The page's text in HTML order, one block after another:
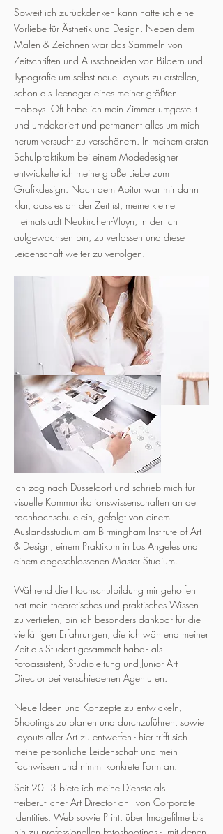
Soweit ich zurückdenken kann hatte ich eine
Vorliebe für Ästhetik und Design. Neben dem
Malen & Zeichnen war das Sammeln von
Zeitschriften und Ausschneiden von Bildern und
Typografie um selbst neue Layouts zu erstellen,
schon als Teenager eines meiner größten
Hobbys. Oft habe ich mein Zimmer umgestellt
und umdekoriert und permanent alles um mich
herum versucht zu verschönern. In meinem ersten
Schulpraktikum bei einem Modedesigner
entwickelte ich meine große Liebe zum
Grafikdesign. Nach dem Abitur war mir dann
klar, dass es an der Zeit ist, meine kleine
Heimatstadt Neukirchen-Vluyn, in der ich
aufgewachsen bin, zu verlassen und diese
Leidenschaft weiter zu verfolgen.
Ich zog nach Düsseldorf und schrieb mich für
visuelle Kommunikationswissenschaften an der
Fachhochschule ein, gefolgt von einem
Auslandsstudium am Birmingham Institute of Art
& Design, einem Praktikum in Los Angeles und
einem abgeschlossenen Master Studium.
Während die Hochschulbildung mir geholfen
hat mein theoretisches und praktisches Wissen
zu vertiefen, bin ich besonders dankbar für die
vielfältigen Erfahrungen, die ich während meiner
Zeit als Student gesammelt habe - als
Fotoassistent, Studioleitung und Junior Art
Director bei verschiedenen Agenturen.
Neue Ideen und Konzepte zu entwickeln,
Shootings zu planen und durchzuführen, sowie
Layouts aller Art zu entwerfen - hier trifft sich
meine persönliche Leidenschaft und mein
Fachwissen und nimmt konkrete Form an.
Seit 2013 biete ich meine Dienste als
freiberuflicher Art Director an - von Corporate
Identities, Web sowie Print, über Imagefilme bis